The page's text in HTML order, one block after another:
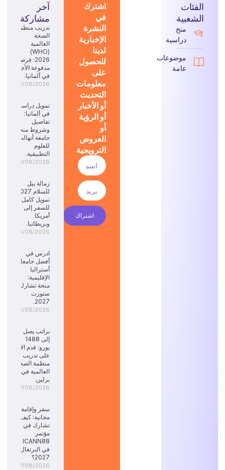
الفئات
الشعبية
منح
دراسية
موضوعات
عامة
اشترك
في
النشرة
الإخبارية
لدينا
للحصول
على
معلومات
التحديث
أو الأخبار
أو الرؤية
أو
العروض
الترويجية
اشتراك
آخر
مشاركة
تدريب منظمة
الصحة
العالمية
(WHO)
2026: فرصة
مدفوعة الأجر
في ألمانيا.
09/08/2026
تمويل دراسي
في ألمانيا:
تفاصيل
وشروط منحة
جامعة أنهالت
للعلوم
التطبيقية.
09/08/2026
زمالة ييل
تمويل كامل
للسفر إلى
أمريكا
وبريطانيا.
08/08/2026
ادرس في
أفضل جامعات
أستراليا
الإقليمية:
منحة تشارلز
ستورت
2027.
08/08/2026
براتب يصل
إلى 1488
يورو: قدم الآن
على تدريب
منظمة الصحة
العالمية في
برلين.
07/08/2026
سفر وإقامة
مجانية: كيف
تشارك في
مؤتمر
ICANN88
في البرتغال
2027؟
07/08/2026